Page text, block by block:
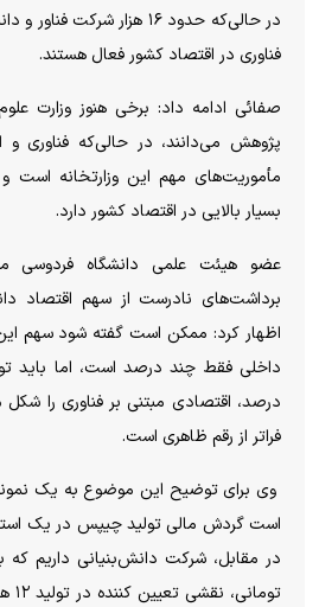
در حالی‌که حدود ۱۶ هزار
فناوری در اقتصاد کشور فعال هستند.
صفائی ادامه داد: برخی هنوز وزارت
پژوهش می‌دانند، در حالی‌که فناوری و
مأموریت‌های مهم این وزارتخانه است
بسیار بالایی در اقتصاد کشور دارد.
عضو هیئت علمی دانشگاه فردوسی
برداشت‌های نادرست از سهم اقتصاد
اظهار کرد: ممکن است گفته شود سهم
داخلی فقط چند درصد است، اما
درصد، اقتصادی مبتنی بر فناوری را
فراتر از رقم ظاهری است.
وی برای توضیح این موضوع به یک
است گردش مالی تولید چیپس در یک